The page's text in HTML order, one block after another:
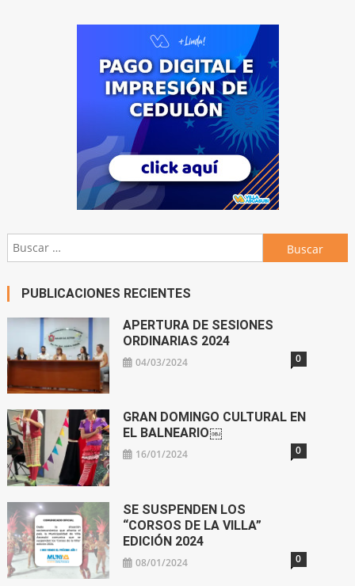
Buscar:
PUBLICACIONES RECIENTES
APERTURA DE SESIONES
ORDINARIAS 2024
04/03/2024 0
GRAN DOMINGO CULTURAL EN
EL BALNEARIO￼
16/01/2024 0
SE SUSPENDEN LOS
“CORSOS DE LA VILLA”
EDICIÓN 2024
08/01/2024 0